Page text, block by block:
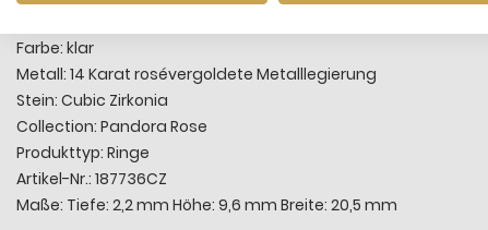
Farbe: klar
Metall: 14 Karat rosévergoldete Metalllegierung
Stein: Cubic Zirkonia
Collection: Pandora Rose
Produkttyp: Ringe
Artikel-Nr.: 187736CZ
Maße: Tiefe: 2,2 mm Höhe: 9,6 mm Breite: 20,5 mm